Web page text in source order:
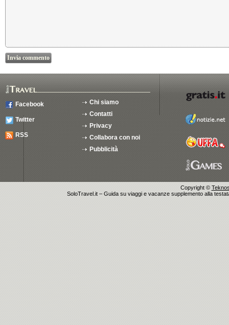
Facebook
Twitter
RSS
Chi siamo
Contatti
Privacy
Collabora con noi
Pubblicità
Copyright ©
SoloTravel.it – Guida su viaggi e vacanze supplemento alla